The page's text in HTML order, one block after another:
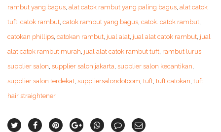
rambut yang bagus, alat catok rambut yang paling bagus, alat catok
tuft, catok rambut, catok rambut yang bagus, catok. catok rambut,
catokan phillips, catokan rambut, jual alat, jual alat catok rambut, jual
alat catok rambut murah, jual alat catok rambut tuft, rambut lurus,
supplier salon, supplier salon jakarta, supplier salon kecantikan,
supplier salon terdekat, suppliersalondotcom, tuft, tuft catokan, tuft
hair straightener